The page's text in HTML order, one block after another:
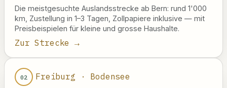
Die meistgesuchte Auslandsstrecke ab Bern: rund 1'000
km, Zustellung in 1–3 Tagen, Zollpapiere inklusive — mit
Preisbeispielen für kleine und grosse Haushalte.
Zur Strecke →
02 Freiburg · Bodensee